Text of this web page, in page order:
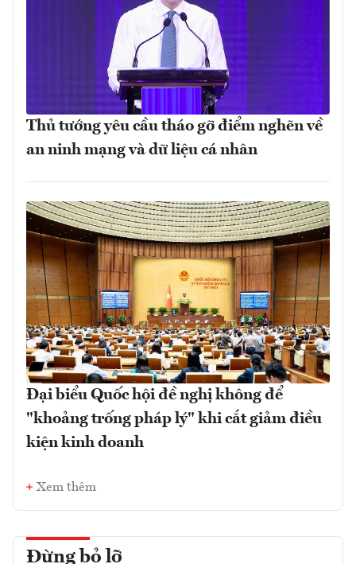
Thủ tướng yêu cầu tháo gỡ điểm nghẽn về
an ninh mạng và dữ liệu cá nhân
Đại biểu Quốc hội đề nghị không để
"khoảng trống pháp lý" khi cắt giảm điều
kiện kinh doanh
Xem thêm
Đừng bỏ lỡ